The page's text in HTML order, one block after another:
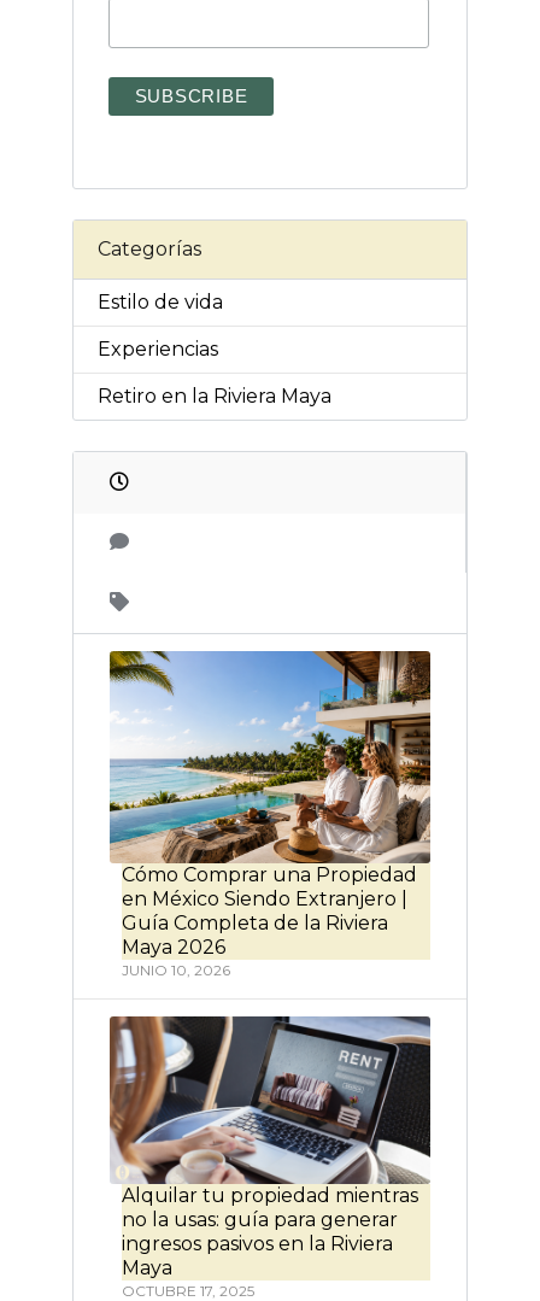
Categorías
Estilo de vida
Experiencias
Retiro en la Riviera Maya
Cómo Comprar una Propiedad
en México Siendo Extranjero |
Guía Completa de la Riviera
Maya 2026
JUNIO 10, 2026
Alquilar tu propiedad mientras
no la usas: guía para generar
ingresos pasivos en la Riviera
Maya
OCTUBRE 17, 2025